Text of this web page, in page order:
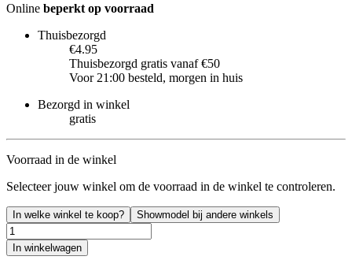
Online beperkt op voorraad
Thuisbezorgd
€4.95
Thuisbezorgd gratis vanaf €50
Voor 21:00 besteld, morgen in huis
Bezorgd in winkel
gratis
Voorraad in de winkel
Selecteer jouw winkel om de voorraad in de winkel te controleren.
In welke winkel te koop? Showmodel bij andere winkels
In winkelwagen